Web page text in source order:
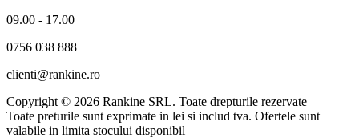
09.00 - 17.00
0756 038 888
clienti@rankine.ro
Copyright © 2026 Rankine SRL. Toate drepturile rezervate
Toate preturile sunt exprimate in lei si includ tva. Ofertele sunt
valabile in limita stocului disponibil